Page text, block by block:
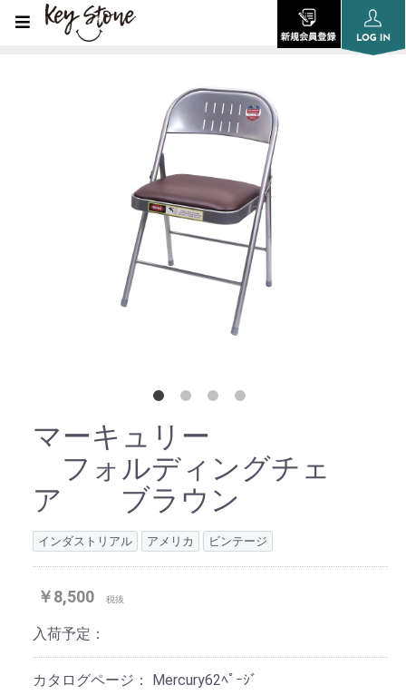
マーキュリー
フォルディングチェ
ア ブラウン
インダストリアル アメリカ ビンテージ
￥8,500 税抜
入荷予定：
カタログページ： Mercury62ﾍﾟｰｼﾞ